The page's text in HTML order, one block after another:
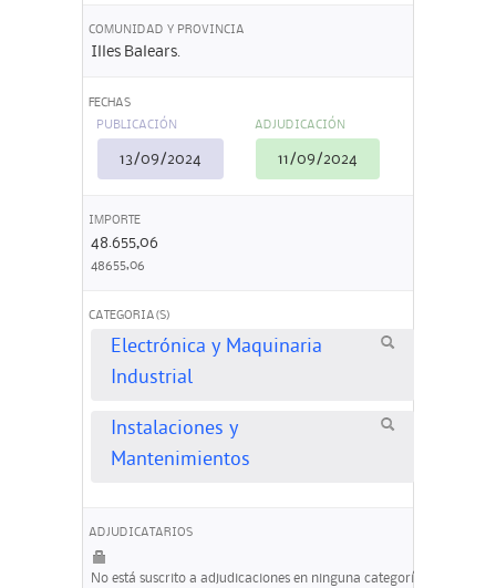
COMUNIDAD Y PROVINCIA
Illes Balears.
FECHAS
PUBLICACIÓN
13/09/2024
ADJUDICACIÓN
11/09/2024
IMPORTE
48.655,06
48655,06
CATEGORIA(S)
Electrónica y Maquinaria
Industrial
Instalaciones y
Mantenimientos
ADJUDICATARIOS
No está suscrito a adjudicaciones en ninguna categoría